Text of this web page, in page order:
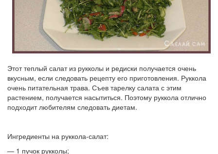
Этот теплый салат из рукколы и редиски получается очень
вкусным, если следовать рецепту его приготовления. Руккола
очень питательная трава. Съев тарелку салата с этим
растением, получается насытиться. Поэтому руккола отлично
подходит любителям следовать диетам.
Ингредиенты на руккола-салат:
— 1 пучок рукколы;